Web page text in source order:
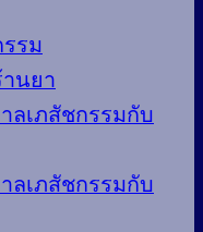
รม
นยา
ลเภสัชกรรมกับ
ลเภสัชกรรมกับ